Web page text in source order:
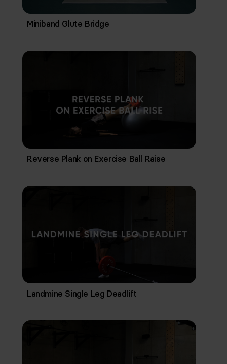
Miniband Glute Bridge
Reverse Plank on Exercise Ball Raise
Landmine Single Leg Deadlift